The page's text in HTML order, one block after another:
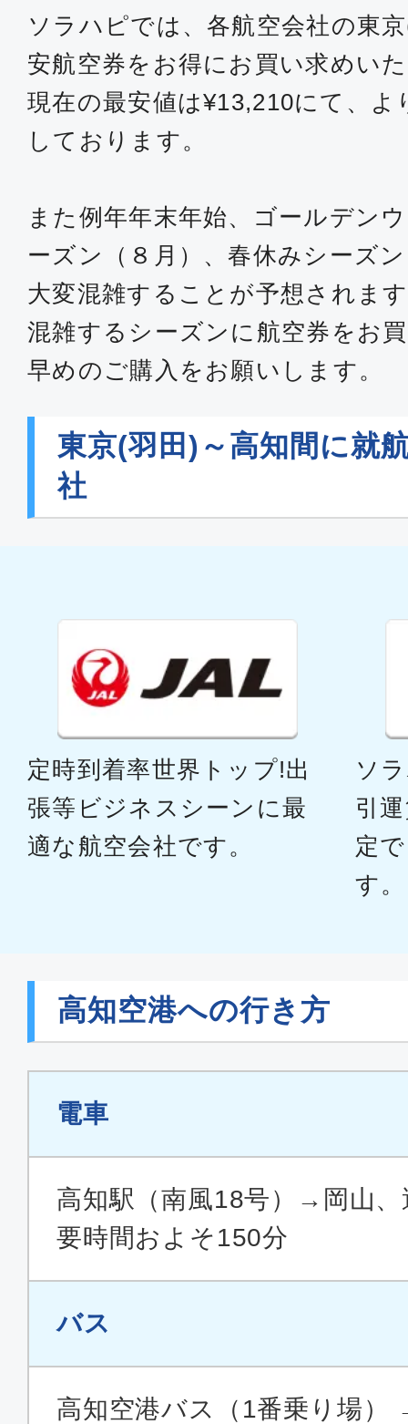
ソラハピでは、各航空会社の東
安航空券をお得にお買い求めい
現在の最安値は¥13,210にて、
しております。
また例年年末年始、ゴールデン
ーズン（８月）、春休みシーズ
大変混雑することが予想されま
混雑するシーズンに航空券をお
早めのご購入をお願いします。
東京(羽田)～高知間に就
社
定時到着率世界トップ!出
張等ビジネスシーンに最
適な航空会社です。
ソ
引
定
す。
高知空港への行き方
電車
高知駅（南風18号）→岡山
要時間およそ150分
バス
高知空港バス（1番乗り場）